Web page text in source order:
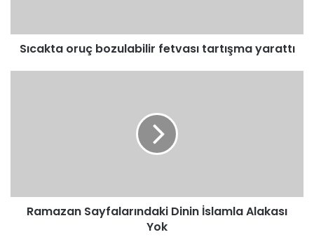
Sıcakta oruç bozulabilir fetvası tartışma yarattı
Ramazan Sayfalarındaki Dinin İslamla Alakası
Yok